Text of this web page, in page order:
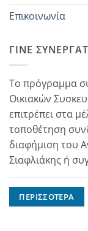
Επικοινωνία
ΓΊΝΕ
Το πρόγραμμα
Οικιακών
επιτρέπει στα
τοποθέτηση
διαφήμιση του
Σιαφλιάκης ή
ΠΕΡΙΣΣΌΤΕΡΑ